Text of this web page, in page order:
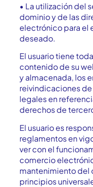
• La utilización del
dominio y de las
electrónico para el
deseado.
El usuario tiene
contenido de su
y almacenada, los
reivindicaciones
legales en
derechos de
El usuario es
reglamentos en
ver con el
comercio
mantenimiento del
principios